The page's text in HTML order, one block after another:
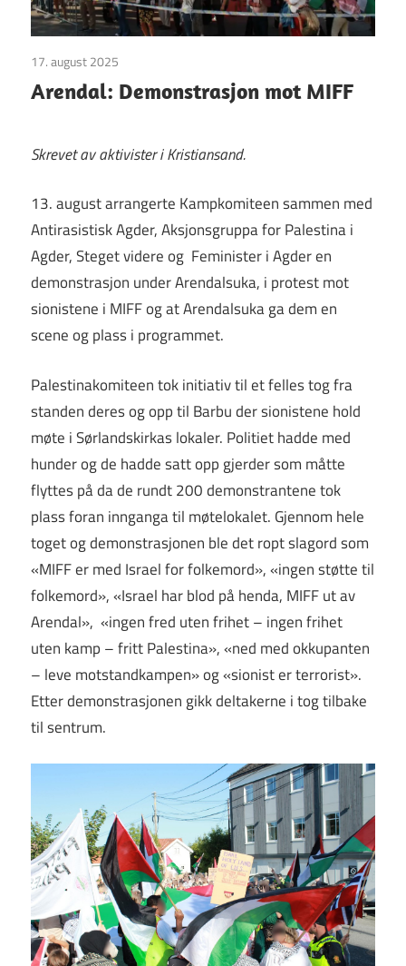
17. august 2025
Arendal: Demonstrasjon mot MIFF
Skrevet av aktivister i Kristiansand.
13. august arrangerte Kampkomiteen sammen med
Antirasistisk Agder, Aksjonsgruppa for Palestina i
Agder, Steget videre og Feminister i Agder en
demonstrasjon under Arendalsuka, i protest mot
sionistene i MIFF og at Arendalsuka ga dem en
scene og plass i programmet.
Palestinakomiteen tok initiativ til et felles tog fra
standen deres og opp til Barbu der sionistene hold
møte i Sørlandskirkas lokaler. Politiet hadde med
hunder og de hadde satt opp gjerder som måtte
flyttes på da de rundt 200 demonstrantene tok
plass foran innganga til møtelokalet. Gjennom hele
toget og demonstrasjonen ble det ropt slagord som
«MIFF er med Israel for folkemord», «ingen støtte til
folkemord», «Israel har blod på henda, MIFF ut av
Arendal», «ingen fred uten frihet – ingen frihet
uten kamp – fritt Palestina», «ned med okkupanten
– leve motstandkampen» og «sionist er terrorist».
Etter demonstrasjonen gikk deltakerne i tog tilbake
til sentrum.